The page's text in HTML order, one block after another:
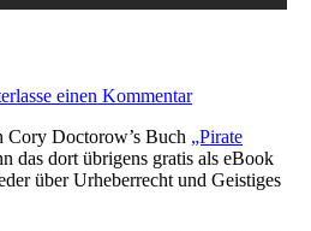
einen Kommentar
Cory Doctorow’s Buch „Pirate
das dort übrigens gratis als eBook
über Urheberrecht und Geistiges